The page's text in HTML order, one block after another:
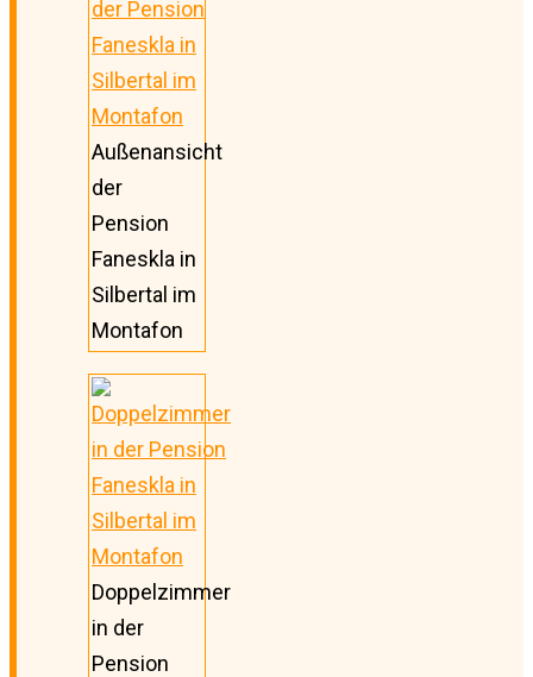
Außenansicht
der
Pension
Faneskla in
Silbertal im
Montafon
Doppelzimmer
in der
Pension